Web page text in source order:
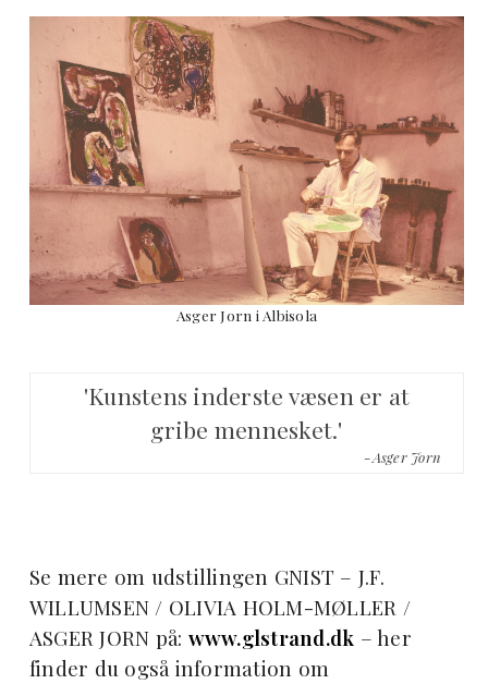
Asger Jorn i Albisola
'Kunstens inderste væsen er at
gribe mennesket.'
-Asger Jorn
Se mere om udstillingen GNIST – J.F.
WILLUMSEN / OLIVIA HOLM-MØLLER /
ASGER JORN på: www.glstrand.dk – her
finder du også information om